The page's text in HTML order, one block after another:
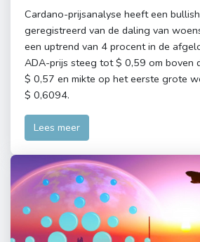
Cardano-prijsanalyse heeft een
geregistreerd van de daling van
een uptrend van 4 procent in de
ADA-prijs steeg tot $ 0,59 om boven
$ 0,57 en mikte op het eerste grote
$ 0,6094.
Lees meer